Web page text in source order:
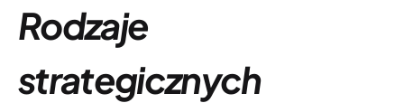
Rodzaje
strategicznych